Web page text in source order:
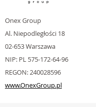
Onex Group
Al. Niepodległości 18
02-653 Warszawa
NIP: PL 575-172-64-96
REGON: 240028596
www.OnexGroup.pl